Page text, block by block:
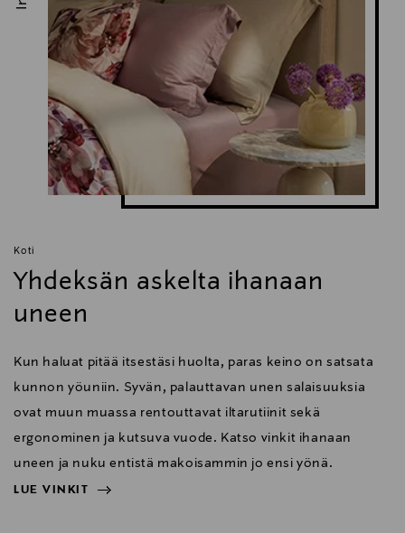
Koti
Yhdeksän askelta ihanaan
uneen
Kun haluat pitää itsestäsi huolta, paras keino on satsata
kunnon yöuniin. Syvän, palauttavan unen salaisuuksia
ovat muun muassa rentouttavat iltarutiinit sekä
ergonominen ja kutsuva vuode. Katso vinkit ihanaan
uneen ja nuku entistä makoisammin jo ensi yönä.
LUE VINKIT